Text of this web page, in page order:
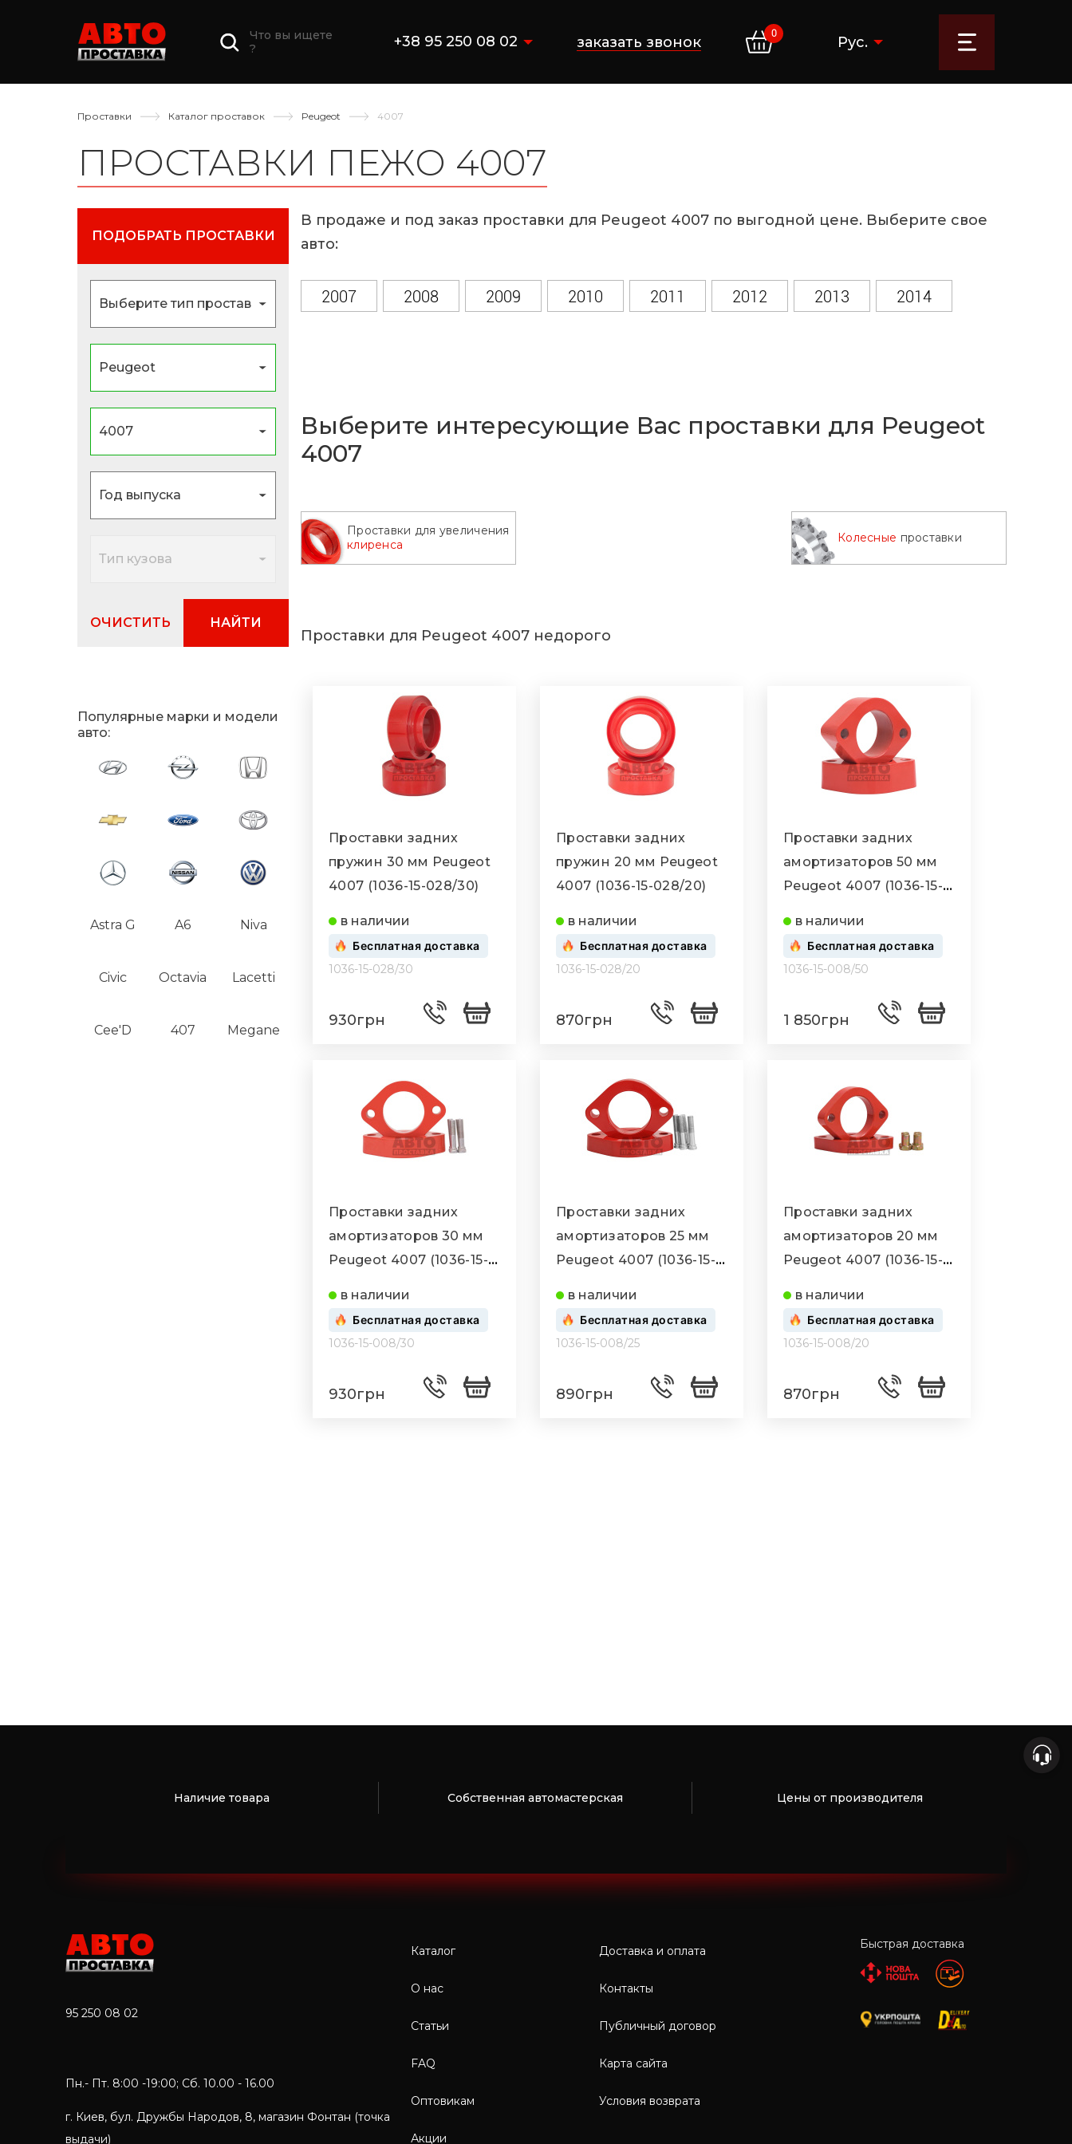
Что вы ищете
?
+38 95 250 08 02 заказать звонок 0 Рус.
Проставки Каталог проставок Peugeot 4007
ПРОСТАВКИ ПЕЖО 4007
ПОДОБРАТЬ ПРОСТАВКИ
ОЧИСТИТЬ НАЙТИ
Популярные марки и модели
авто:
Astra G A6 Niva
Civic Octavia Lacetti
Cee'D 407 Megane
В продаже и под заказ проставки для Peugeot 4007 по выгодной цене. Выберите свое
авто:
2007 2008 2009 2010 2011 2012 2013 2014
Выберите интересующие Вас проставки для Peugeot
4007
Проставки для увеличения
клиренса
Колесные проставки
Проставки для Peugeot 4007 недорого
Проставки задних
пружин 30 мм Peugeot
4007 (1036-15-028/30)
в наличии
Бесплатная доставка
1036-15-028/30
930грн
Проставки задних
пружин 20 мм Peugeot
4007 (1036-15-028/20)
в наличии
Бесплатная доставка
1036-15-028/20
870грн
Проставки задних
амортизаторов 50 мм
Peugeot 4007 (1036-15-
в наличии
Бесплатная доставка
1036-15-008/50
1 850грн
Проставки задних
амортизаторов 30 мм
Peugeot 4007 (1036-15-
в наличии
Бесплатная доставка
1036-15-008/30
930грн
Проставки задних
амортизаторов 25 мм
Peugeot 4007 (1036-15-
в наличии
Бесплатная доставка
1036-15-008/25
890грн
Проставки задних
амортизаторов 20 мм
Peugeot 4007 (1036-15-
в наличии
Бесплатная доставка
1036-15-008/20
870грн
Наличие товара Собственная автомастерская Цены от производителя
95 250 08 02
Пн.- Пт. 8:00 -19:00; Сб. 10.00 - 16.00
г. Киев, бул. Дружбы Народов, 8, магазин Фонтан (точка
выдачи)
Каталог
О нас
Статьи
FAQ
Оптовикам
Акции
Доставка и оплата
Контакты
Публичный договор
Карта сайта
Условия возврата
Быстрая доставка